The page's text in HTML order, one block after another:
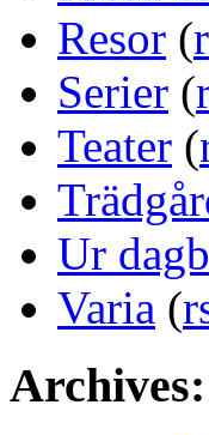
Resor (
Serier (
Teater (
Ur
Varia (
Archives: